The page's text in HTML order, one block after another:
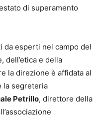
di superamento
da esperti nel campo del
dell’etica e della
la direzione è affidata al
la segreteria
Petrillo, direttore della